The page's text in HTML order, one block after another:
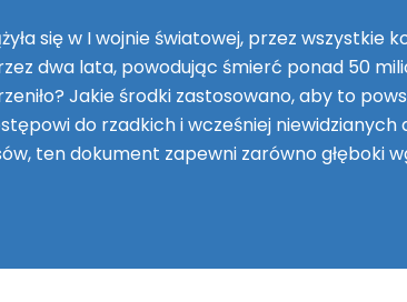
się w I wojnie światowej, przez
dwa lata, powodując śmierć ponad 50
Jakie środki zastosowano, aby to
do rzadkich i wcześniej
ten dokument zapewni zarówno głęboki